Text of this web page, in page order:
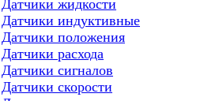
Датчики жидкости
Датчики индуктивные
Датчики положения
Датчики расхода
Датчики сигналов
Датчики скорости